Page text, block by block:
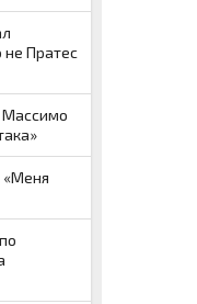
не Пратес
«Меня